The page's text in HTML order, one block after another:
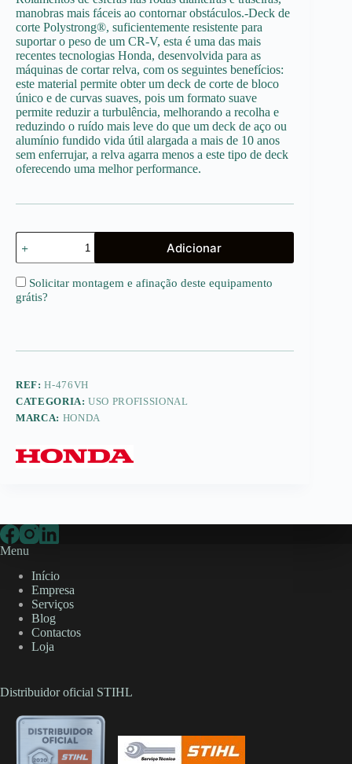
manobras mais fáceis ao contornar obstáculos.-Deck de
corte Polystrong®, suficientemente resistente para
suportar o peso de um CR-V, esta é uma das mais
recentes tecnologias Honda, desenvolvida para as
máquinas de cortar relva, com os seguintes benefícios:
este material permite obter um deck de corte de bloco
único e de curvas suaves, pois um formato suave
permite reduzir a turbulência, melhorando a recolha e
reduzindo o ruído mais leve do que um deck de aço ou
alumínio fundido vida útil alargada a mais de 10 anos
sem enferrujar, a relva agarra menos a este tipo de deck
oferecendo uma melhor performance.
Quantidade
de
HRX476
VYE
HONDA
Adicionar
Solicitar montagem e afinação deste equipamento
grátis?
REF:H-476VH
CATEGORIA:USO PROFISSIONAL
MARCA: HONDA
Menu
Início
Empresa
Serviços
Blog
Contactos
Loja
Distribuidor oficial STIHL